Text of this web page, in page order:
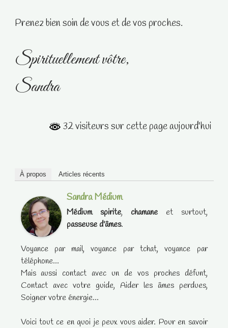
Prenez bien soin de vous et de vos proches.
Spirituellement vôtre,
Sandra
32 visiteurs sur cette page aujourd'hui
À propos Articles récents
Sandra Médium
Médium spirite, chamaneet surtout,
passeuse d'âmes.
Voyance par mail, voyance par tchat, voyance par
téléphone...
Mais aussi contact avec un de vos proches défunt,
Contact avec votre guide, Aider les âmes perdues,
Soigner votre énergie...
Voici tout ce en quoi je peux vous aider. Pour en savoir